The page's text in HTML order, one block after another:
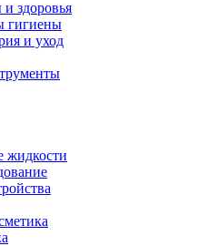
здоровья
гигиены
и уход
жидкости